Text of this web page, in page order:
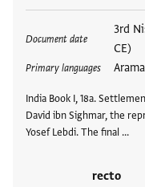
Document date
3rd
CE)
Primary languages
India Book I, 18a.
David ibn Sighmar, the
Yosef Lebdi. The final …
recto